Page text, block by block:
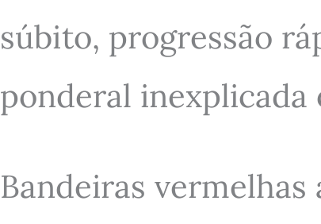
súbito, progressão
ponderal inexplicada
Bandeiras